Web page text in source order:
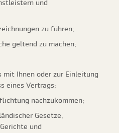
und
zu führen;
geltend zu machen;
mit Ihnen oder zur Einleitung
eines Vertrags;
nachzukommen;
Gesetze,
und